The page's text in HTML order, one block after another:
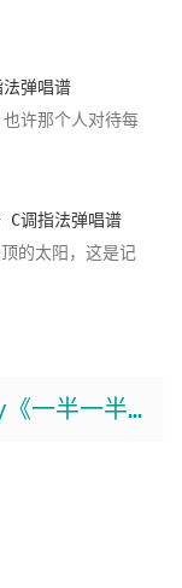
弹唱谱
许那个人对待每
C调指法弹唱谱
的太阳，这是记
0 thoughts on “Top Barry《一半一半》吉他谱 C调原版弹唱谱”